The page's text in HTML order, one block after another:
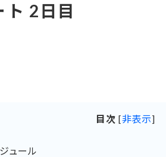
2日目
目次 [非表示]
ュール